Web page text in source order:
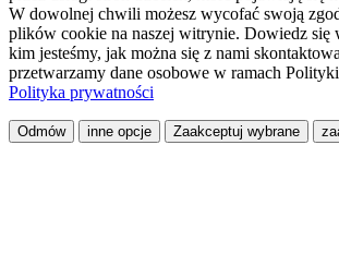
W dowolnej chwili możesz wycofać swoją
plików cookie na naszej witrynie. Dowiedz się
kim jesteśmy, jak można się z nami
przetwarzamy dane osobowe w ramach
Polityka prywatności
Odmów inne opcje Zaakceptuj wybrane